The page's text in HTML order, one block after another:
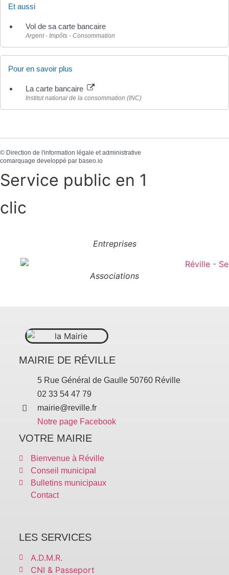
Et aussi
Vol de sa carte bancaire
Argent - Impôts - Consommation
Pour en savoir plus
La carte bancaire
Institut national de la consommation (INC)
© Direction de l'information légale et administrative
comarquage developpé par baseo.io
Service public en 1
clic
Entreprises
Associations
MAIRIE DE RÉVILLE
5 Rue Général de Gaulle 50760 Réville
02 33 54 47 79
mairie@reville.fr
Notre page Facebook
VOTRE MAIRIE
Bienvenue à Réville
Conseil municipal
Bulletins municipaux
Contact
LES SERVICES
A.D.M.R.
CNI & Passeport